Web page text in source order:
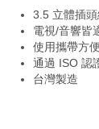
3.5 立體插
電視/音響皆
使用攜帶方便
通過 ISO 認
台灣製造